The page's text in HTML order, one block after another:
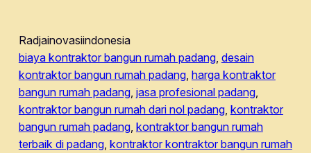
Radjainovasiindonesia
biaya kontraktor bangun rumah padang, desain
kontraktor bangun rumah padang, harga kontraktor
bangun rumah padang, jasa profesional padang
kontraktor bangun rumah dari nol padang, kontraktor
bangun rumah padang, kontraktor bangun rumah
terbaik di padang, kontraktor kontraktor bangun rumah